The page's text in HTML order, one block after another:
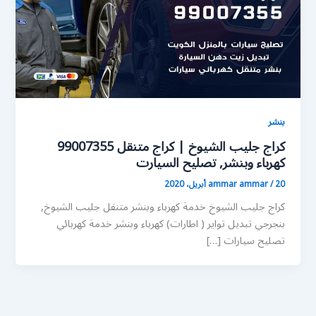
بنشر
كراج جليب الشيوخ | كراج متنقل 99007355
كهرباء وبنشر, تصليح السيارت
ammar ammar/20 أبريل، 2020
كراج جليب الشيوخ خدمة كهرباء وبنشر متنقل جليب الشيوخ,
بنجرجي تبديل تواير ( اطارات) كهرباء وبنشر خدمة كهربائي
تصليح سيارات […]